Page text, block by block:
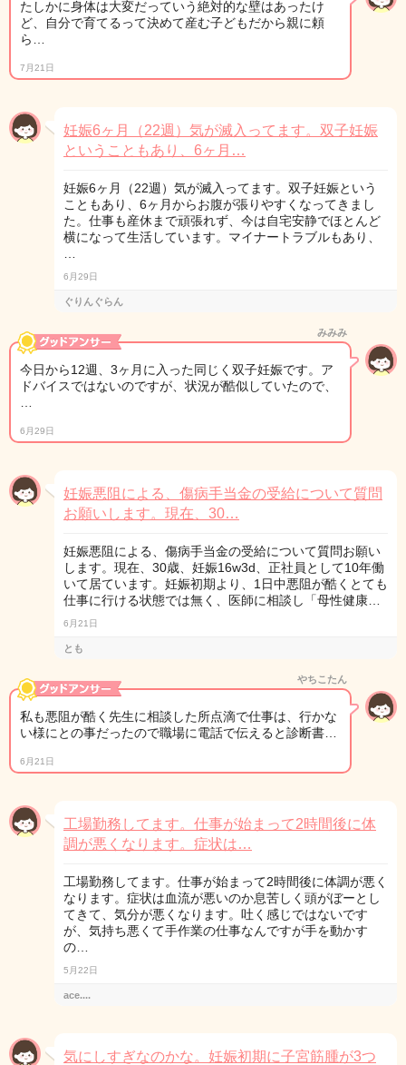
たしかに身体は大変だっていう絶対的な壁はあったけ
ど、自分で育てるって決めて産む子どもだから親に頼
ら…
7月21日
妊娠6ヶ月（22週）気が滅入ってます。双子妊娠
ということもあり、6ヶ月…
妊娠6ヶ月（22週）気が滅入ってます。双子妊娠という
こともあり、6ヶ月からお腹が張りやすくなってきまし
た。仕事も産休まで頑張れず、今は自宅安静でほとんど
横になって生活しています。マイナートラブルもあり、
6月29日
ぐりんぐらん
みみみ
今日から12週、3ヶ月に入った同じく双子妊娠です。ア
ドバイスではないのですが、状況が酷似していたので、
6月29日
妊娠悪阻による、傷病手当金の受給について質問
お願いします。現在、30…
妊娠悪阻による、傷病手当金の受給について質問お願い
します。現在、30歳、妊娠16w3d、正社員として10年働
いて居ています。妊娠初期より、1日中悪阻が酷くとても
仕事に行ける状態では無く、医師に相談し「母性健康…
6月21日
とも
やちこたん
私も悪阻が酷く先生に相談した所点滴で仕事は、行かな
い様にとの事だったので職場に電話で伝えると診断書…
6月21日
工場勤務してます。仕事が始まって2時間後に体
調が悪くなります。症状は…
工場勤務してます。仕事が始まって2時間後に体調が悪く
なります。症状は血流が悪いのか息苦しく頭がぼーとし
てきて、気分が悪くなります。吐く感じではないです
が、気持ち悪くて手作業の仕事なんですが手を動かす
の…
5月22日
ace....
気にしすぎなのかな。妊娠初期に子宮筋腫が3つ